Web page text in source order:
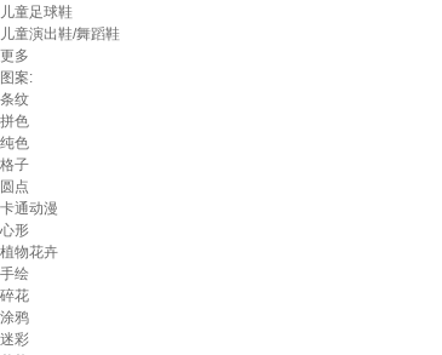
儿童足球鞋
儿童演出鞋/舞蹈鞋
更多
图案:
条纹
拼色
纯色
格子
圆点
卡通动漫
心形
植物花卉
手绘
碎花
涂鸦
迷彩